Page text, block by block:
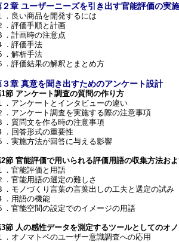
２章 ユーザーニーズを引き出す官能評価の実
．良い商品を開発するには
．評価手順と計画
．計画時の注意点
．評価手法
．解析手法
．評価結果の解釈とまとめ方
３章 真意を聞き出すためのアンケート設計
節 アンケート調査の質問の作り方
．アンケートとインタビューの違い
．アンケート調査を実施する際の注意事項
．質問文を作る時の注意事項
．回答形式の重要性
．実施方法が回答に与える影響
節 官能評価で用いられる評価用語の収集方法お
．官能評価と用語
．官能用語の選定の難しさ
．モノづくり言葉の言葉出しの工夫と選定の試み
．用語の機能
．官能空間の設定でのイメージの用語
節 人の感性データを測定するツールとしてのオ
オノマトペのユーザー意識調査への応用